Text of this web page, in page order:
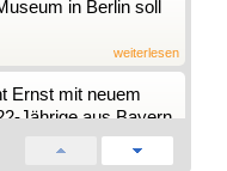
in Berlin soll
weiterlesen
Ernst mit neuem
Jährige aus Bayern
weiterlesen